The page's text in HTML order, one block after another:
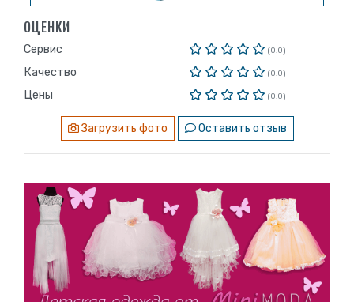
ОЦЕНКИ
Сервис (0.0)
Качество (0.0)
Цены (0.0)
Загрузить фото Оставить отзыв